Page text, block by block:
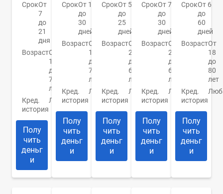
СрокОт
7
до
21
дня
ВозрастОт
18
до
70
лет
Кред.
история
Любая
Полу
чить
деньг
и
СрокОт 1
до
30
дней
ВозрастОт
18
до
70
лет
Кред.
история
Любая
Полу
чить
деньг
и
СрокОт 5
до
25
дней
ВозрастОт
21
до
65
лет
Кред.
история
Любая
Полу
чить
деньг
и
СрокОт 7
до
30
дней
ВозрастОт
21
до
65
лет
Кред.
история
Любая
Полу
чить
деньг
и
СрокОт 6
до
60
дней
ВозрастОт
18
до
80
лет
Кред.
история
Полу
чить
деньг
и